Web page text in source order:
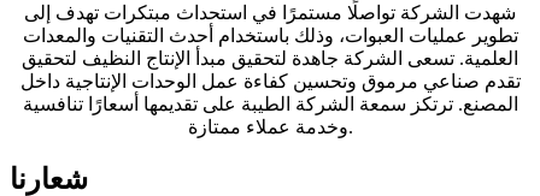
شهدت الشركة تواصلًا مستمرًا في استحداث مبتكرات تهدف إلى
تطوير عمليات العبوات، وذلك باستخدام أحدث التقنيات والمعدات
العلمية. تسعى الشركة جاهدة لتحقيق مبدأ الإنتاج النظيف لتحقيق
تقدم صناعي مرموق وتحسين كفاءة عمل الوحدات الإنتاجية داخل
المصنع. ترتكز سمعة الشركة الطيبة على تقديمها أسعارًا تنافسية
وخدمة عملاء ممتازة.
شعارنا